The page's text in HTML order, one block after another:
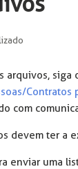
arquivos, siga
Contratos
com
devem ter a
enviar uma